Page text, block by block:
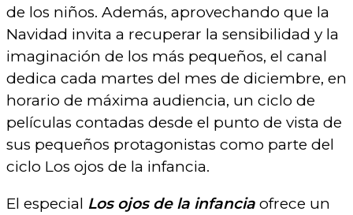
de los niños. Además, aprovechando que la
Navidad invita a recuperar la sensibilidad y la
imaginación de los más pequeños, el canal
dedica cada martes del mes de diciembre, en
horario de máxima audiencia, un ciclo de
películas contadas desde el punto de vista de
sus pequeños protagonistas como parte del
ciclo Los ojos de la infancia.
El especial Los ojos de la infancia ofrece un